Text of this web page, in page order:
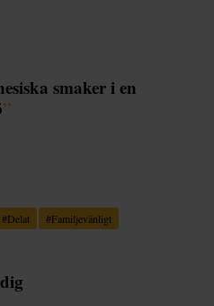
smaker i en
”
#Delat #Familjevänligt